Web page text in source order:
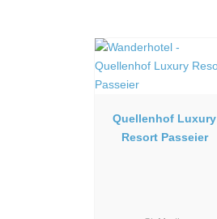
Quellenhof Luxury
Resort Passeier